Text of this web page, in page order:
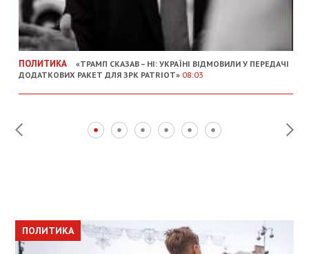
ПОЛИТИКА
«ТРАМП СКАЗАВ – НІ: УКРАЇНІ ВІДМОВИЛИ У ПЕРЕДАЧІ
ДОДАТКОВИХ РАКЕТ ДЛЯ ЗРК PATRIOT» 08:03
ПОЛИТИКА
ПОЛИТИКА
ОБЩЕСТВО
ПОЛИТИКА
ЭКОНОМИКА